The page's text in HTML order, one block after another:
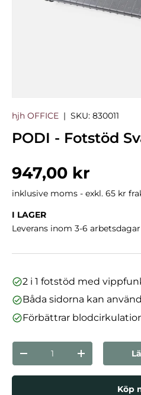
hjh OFFICE | SKU: 830011
PODI - Fotstöd
Normalpris
947,00 kr
inklusive moms - exkl. 65 kr
I LAGER
Leverans inom 3-6 arbetsdagar
2 i 1 fotstöd med
Båda sidorna kan
Förbättrar
nummer
Minska mängden
Öka
Köp